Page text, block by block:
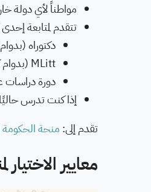
مواطناً لأي دولة
تتقدم لمتابعة
دكتوراه
MLitt (بدوام كامل)
دورة دراسات
إذا كنت تدرس
تقدم إلى: منحة الحكومة
معايير